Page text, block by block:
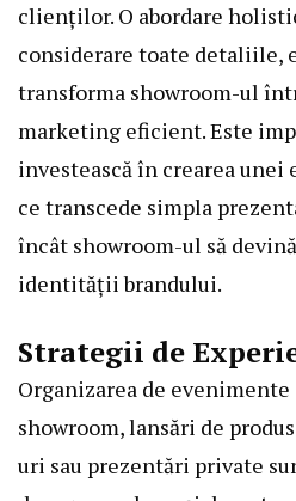
clienților. O abordare
considerare toate detaliile,
transforma showroom-ul
marketing eficient. Este
investească în crearea
ce transcede simpla
încât showroom-ul să
identității brandului.
Strategii de
Organizarea de
showroom, lansări de
uri sau prezentări private